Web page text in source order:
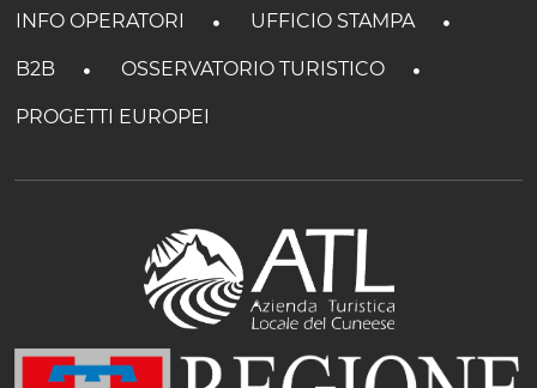
INFO OPERATORI UFFICIO STAMPA
B2B OSSERVATORIO TURISTICO
PROGETTI EUROPEI